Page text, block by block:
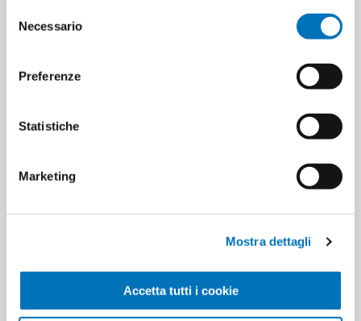
delNecessario
Preferenze
Statistiche
Marketing
Mostra dettagli
Accetta tutti i cookie
HANNO ACQUISTATO ANCHE